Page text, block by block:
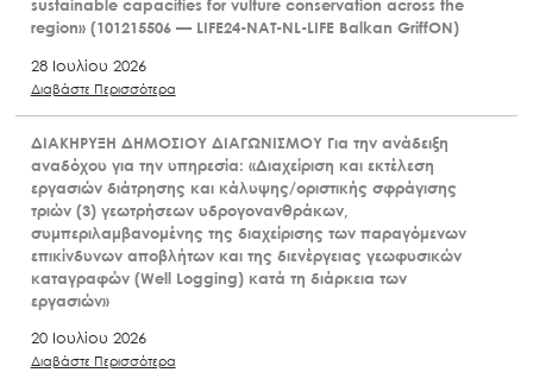
ΥΠΑΙΘΡΟ» με κωδικό MIS 6016558.
Διαβάστε Περισσότερα
προτάσεων προς σύναψη μίας (1) Σύμβασης Μίσθωσης
Έργου ιδιωτικού δικαίου, για την παροχή έργου Στο πλαίσιο
υλοποίησης του Έργου «Full recovery of the Griffon Vulture
population in the Balkan Peninsula and creation of
sustainable capacities for vulture conservation across the
region» (101215506 — LIFE24-NAT-NL-LIFE Balkan GriffON)
28 Ιουλίου 2026